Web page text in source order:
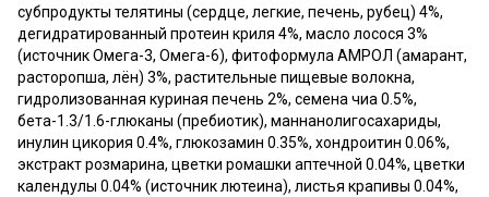
субпродукты телятины (сердце, легкие, печень, рубец) 4%,
дегидратированный протеин криля 4%, масло лосося 3%
(источник Омега-3, Омега-6), фитоформула АМРОЛ (амарант,
расторопша, лён) 3%, растительные пищевые волокна,
гидролизованная куриная печень 2%, семена чиа 0.5%,
бета-1.3/1.6-глюканы (пребиотик), маннанолигосахариды,
инулин цикория 0.4%, глюкозамин 0.35%, хондроитин 0.06%,
экстракт розмарина, цветки ромашки аптечной 0.04%, цветки
календулы 0.04% (источник лютеина), листья крапивы 0.04%,